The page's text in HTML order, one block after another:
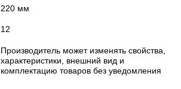
220 мм
12
Производитель может изменять свойства,
характеристики, внешний вид и
комплектацию товаров без уведомления